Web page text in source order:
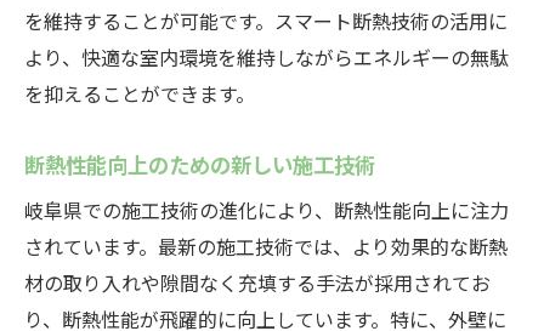
を維持することが可能です。スマート断熱技術の活用に
より、快適な室内環境を維持しながらエネルギーの無駄
を抑えることができます。
断熱性能向上のための新しい施工技術
岐阜県での施工技術の進化により、断熱性能向上に注力
されています。最新の施工技術では、より効果的な断熱
材の取り入れや隙間なく充填する手法が採用されてお
り、断熱性能が飛躍的に向上しています。特に、外壁に